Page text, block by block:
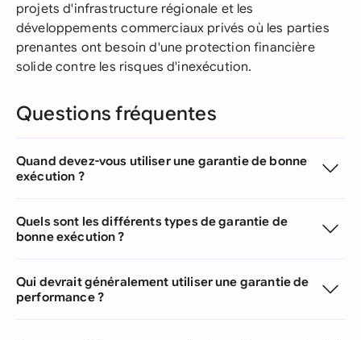
projets d'infrastructure régionale et les
développements commerciaux privés où les parties
prenantes ont besoin d'une protection financière
solide contre les risques d'inexécution.
Questions fréquentes
Quand devez-vous utiliser une garantie de bonne
exécution ?
Quels sont les différents types de garantie de
bonne exécution ?
Qui devrait généralement utiliser une garantie de
performance ?